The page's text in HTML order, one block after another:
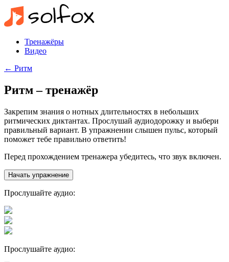
Тренажёры
Видео
← Ритм
Ритм – тренажёр
Закрепим знания о нотных длительностях в небольших
ритмических диктантах. Прослушай аудиодорожку и выбери
правильный вариант. В упражнении слышен пульс, который
поможет тебе правильно ответить!
Перед прохождением тренажера убедитесь, что звук включен.
Начать упражнение
Прослушайте аудио:
Прослушайте аудио: